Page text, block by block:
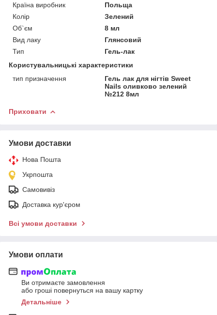
Країна виробник
Польща
Колір
Зелений
Об`єм
8 мл
Вид лаку
Глянсовий
Тип
Гель-лак
Користувальницькі характеристики
тип призначення
Гель лак для нігтів Sweet
Nails оливково зелений
№212 8мл
Приховати
Умови доставки
Нова Пошта
Укрпошта
Самовивіз
Доставка кур'єром
Всі умови доставки
Умови оплати
Ви отримаєте замовлення
або гроші повернуться на вашу картку
Детальніше